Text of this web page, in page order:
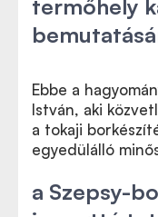
termőhely
Ebbe a
István, aki
a tokaji
egyedülálló
a Szepsy-